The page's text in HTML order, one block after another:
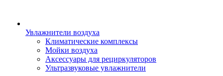
Увлажнители воздуха
Климатические комплексы
Мойки воздуха
Аксессуары для рециркуляторов
Ультразвуковые увлажнители